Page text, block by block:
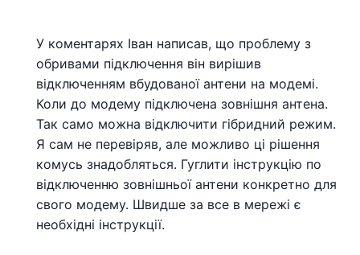
У коментарях Іван написав, що проблему з
обривами підключення він вирішив
відключенням вбудованої антени на модемі.
Коли до модему підключена зовнішня антена.
Так само можна відключити гібридний режим.
Я сам не перевіряв, але можливо ці рішення
комусь знадобляться. Гуглити інструкцію по
відключенню зовнішньої антени конкретно для
свого модему. Швидше за все в мережі є
необхідні інструкції.